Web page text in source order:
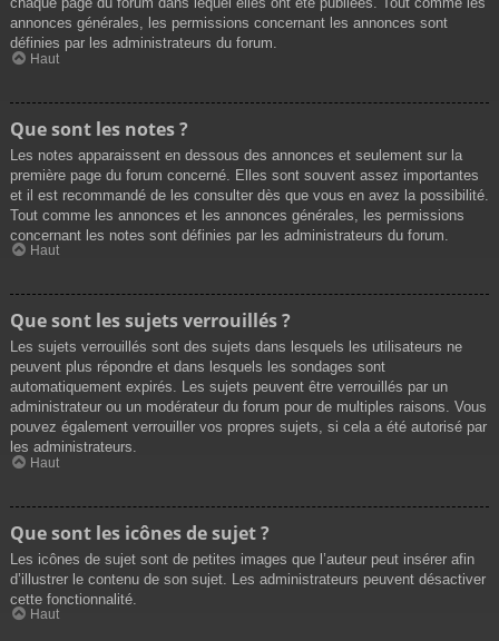
annonces générales, les permissions concernant les annonces sont
définies par les administrateurs du forum.
Haut
Que sont les notes ?
Les notes apparaissent en dessous des annonces et seulement sur la
première page du forum concerné. Elles sont souvent assez importantes
et il est recommandé de les consulter dès que vous en avez la possibilité.
Tout comme les annonces et les annonces générales, les permissions
concernant les notes sont définies par les administrateurs du forum.
Haut
Que sont les sujets verrouillés ?
Les sujets verrouillés sont des sujets dans lesquels les utilisateurs ne
peuvent plus répondre et dans lesquels les sondages sont
automatiquement expirés. Les sujets peuvent être verrouillés par un
administrateur ou un modérateur du forum pour de multiples raisons. Vous
pouvez également verrouiller vos propres sujets, si cela a été autorisé par
les administrateurs.
Haut
Que sont les icônes de sujet ?
Les icônes de sujet sont de petites images que l’auteur peut insérer afin
d’illustrer le contenu de son sujet. Les administrateurs peuvent désactiver
cette fonctionnalité.
Haut